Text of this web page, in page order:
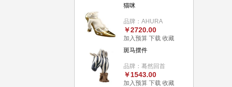
猫咪
品牌：AHURA
￥2720.00
加入预算 下载 收藏
斑马摆件
品牌：蓦然回首
￥1543.00
加入预算 下载 收藏